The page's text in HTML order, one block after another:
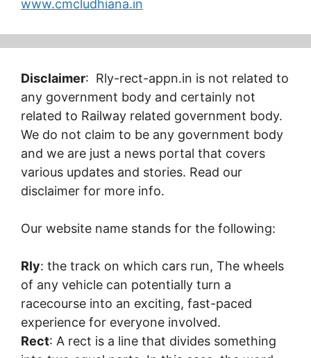
www.cmcludhiana.in
Disclaimer: Rly-rect-appn.in is not related to
any government body and certainly not
related to Railway related government body.
We do not claim to be any government body
and we are just a news portal that covers
various updates and stories. Read our
disclaimer for more info.
Our website name stands for the following:
Rly: the track on which cars run, The wheels
of any vehicle can potentially turn a
racecourse into an exciting, fast-paced
experience for everyone involved.
Rect: A rect is a line that divides something